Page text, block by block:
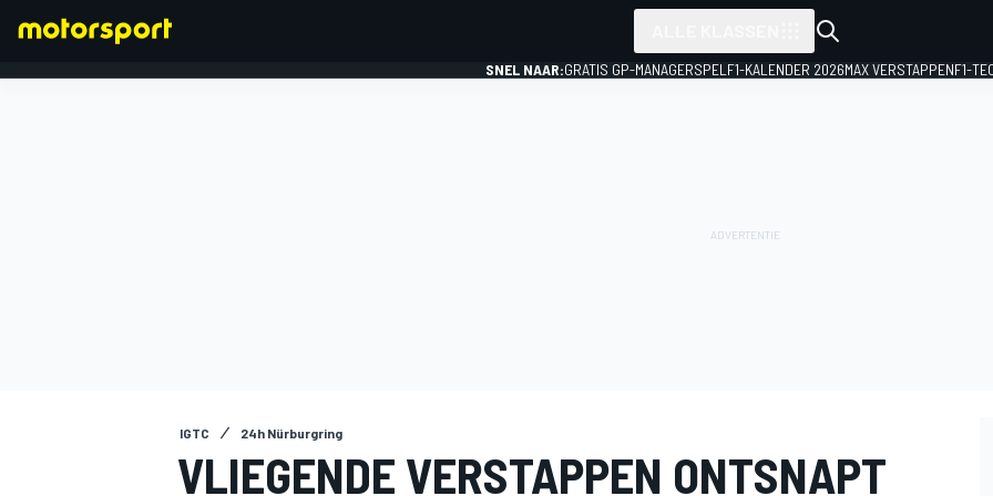
SNEL NAAR:GRATIS GP-MANAGERSPEL F1-KALENDER 2026MAX VERSTAPPENF1-
IGTC 24h Nürburgring
VLIEGENDE VERSTAPPEN ONTSNAPT